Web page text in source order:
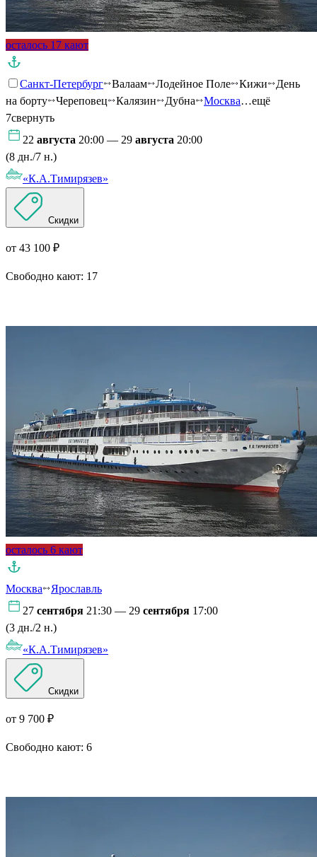
осталось 17 кают
Санкт-Петербург Валаам Лодейное Поле Кижи
День
на борту
Череповец Калязин Дубна Москва…ещё
7свернуть
22 августа 20:00 — 29 августа 20:00
(8 дн./7 н.)
«К.А.Тимирязев»
Скидки
от 43 100 ₽
Свободно кают: 17
осталось 6 кают
Москва
Ярославль
27 сентября 21:30 — 29 сентября 17:00
(3 дн./2 н.)
«К.А.Тимирязев»
Скидки
от 9 700 ₽
Свободно кают: 6